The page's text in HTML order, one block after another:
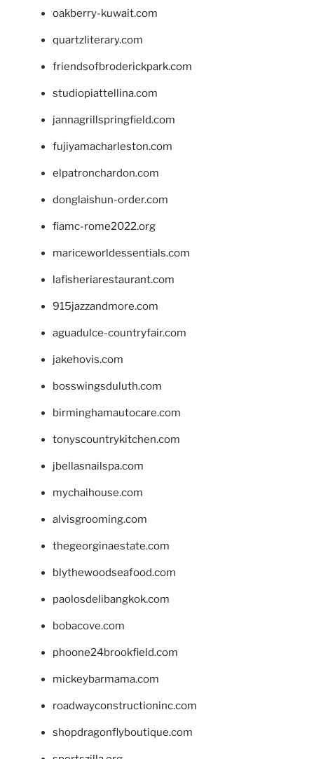
oakberry-kuwait.com
quartzliterary.com
friendsofbroderickpark.com
studiopiattellina.com
jannagrillspringfield.com
fujiyamacharleston.com
elpatronchardon.com
donglaishun-order.com
fiamc-rome2022.org
mariceworldessentials.com
lafisheriarestaurant.com
915jazzandmore.com
aguadulce-countryfair.com
jakehovis.com
bosswingsduluth.com
birminghamautocare.com
tonyscountrykitchen.com
jbellasnailspa.com
mychaihouse.com
alvisgrooming.com
thegeorginaestate.com
blythewoodseafood.com
paolosdelibangkok.com
bobacove.com
phoone24brookfield.com
mickeybarmama.com
roadwayconstructioninc.com
shopdragonflyboutique.com